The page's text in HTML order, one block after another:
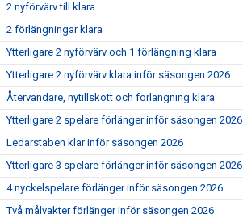
2 nyförvärv till klara
2 förlängningar klara
Ytterligare 2 nyförvärv och 1 förlängning klara
Ytterligare 2 nyförvärv klara inför säsongen 2026
Återvändare, nytillskott och förlängning klara
Ytterligare 2 spelare förlänger inför säsongen 2026
Ledarstaben klar inför säsongen 2026
Ytterligare 3 spelare förlänger inför säsongen 2026
4 nyckelspelare förlänger inför säsongen 2026
Två målvakter förlänger inför säsongen 2026